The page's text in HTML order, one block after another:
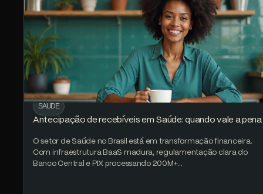
SAÚDE
Antecipação de recebíveis em Saúde: quando vale a pena
O setor de Saúde no Brasil está em transformação financeira.
Com infraestrutura BaaS madura, regulamentação clara do
Banco Central e PIX processando 200M+…